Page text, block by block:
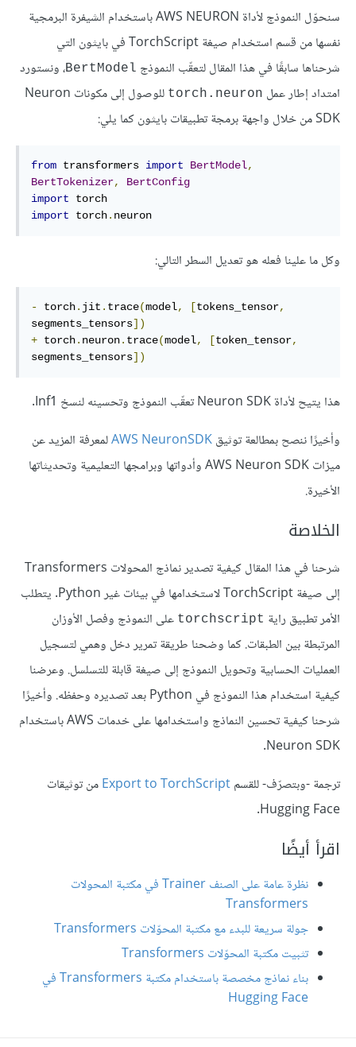
سنحوّل النموذج لأداة AWS NEURON باستخدام الشيفرة البرمجية
نفسها من قسم استخدام صيغة TorchScript في بايثون التي
شرحناها سابقًا في هذا المقال لتعقّب النموذج BertModel، ونستورد
امتداد إطار عمل torch.neuron
للوصول إلى مكونات Neuron
SDK من خلال واجهة برمجة تطبيقات بايثون كما يلي:
from transformers import BertModel,
BertTokenizer,
BertConfig
import
import torch. neuron
وكل ما علينا فعله هو تعديل السطر التالي:
- torch. jit . trace(model, [tokens_tensor,
segments_tensors])
+ torch. neuron. trace(model, [token_tensor,
segments_tensors])
هذا يتيح لأداة Neuron SDK تعقّب النموذج وتحسينه لنسخ Inf1.
وأخيرًا ننصح بمطالعة توثيقAWS NeuronSDKلمعرفة المزيد عن
ميزات AWS Neuron SDK وأدواتها وبرامجها التعليمية وتحديثاتها
الأخيرة.
الخلاصة
شرحنا في هذا المقال كيفية تصدير نماذج المحولات Transformers
إلى صيغة TorchScript لاستخدامها في بيئات غير Python. يتطلب
الأمر تطبيق راية torchscript على النموذج وفصل الأوزان
المرتبطة بين الطبقات. كما وضحنا طريقة تمرير دخل وهمي لتسجيل
العمليات الحسابية وتحويل النموذج إلى صيغة قابلة للتسلسل. وعرضنا
كيفية استخدام هذا النموذج في Python بعد تصديره وحفظه. وأخيرًا
شرحنا كيفية تحسين النماذج واستخدامها على خدمات AWS باستخدام
Neuron SDK.
ترجمة -وبتصرّف- للقسمExport to TorchScriptمن توثيقات
Hugging Face.
اقرأ أيضًا
نظرة عامة على الصنف Trainer في مكتبة المحولات
Transformers
جولة سريعة للبدء مع مكتبة المحوّلات Transformers
تثبيت مكتبة المحوّلات Transformers
بناء نماذج مخصصة باستخدام مكتبة Transformers في
Hugging Face